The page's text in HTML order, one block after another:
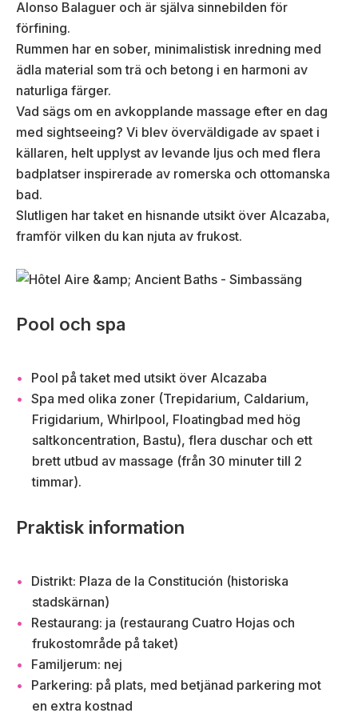
Alonso Balaguer och är själva sinnebilden för
förfining.
Rummen har en sober, minimalistisk inredning med
ädla material som trä och betong i en harmoni av
naturliga färger.
Vad sägs om en avkopplande massage efter en dag
med sightseeing? Vi blev överväldigade av spaet i
källaren, helt upplyst av levande ljus och med flera
badplatser inspirerade av romerska och ottomanska
bad.
Slutligen har taket en hisnande utsikt över Alcazaba,
framför vilken du kan njuta av frukost.
Pool och spa
Pool på taket med utsikt över Alcazaba
Spa med olika zoner (Trepidarium, Caldarium,
Frigidarium, Whirlpool, Floatingbad med hög
saltkoncentration, Bastu), flera duschar och ett
brett utbud av massage (från 30 minuter till 2
timmar).
Praktisk information
Distrikt: Plaza de la Constitución (historiska
stadskärnan)
Restaurang: ja (restaurang Cuatro Hojas och
frukostområde på taket)
Familjerum: nej
Parkering: på plats, med betjänad parkering mot
en extra kostnad